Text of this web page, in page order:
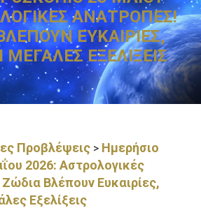
ΑΝΑΤΡΟΠΕΣ!
ΕΥΚΑΙΡΙΕΣ,
ΕΞΕΛΙΞΕΙΣ
Προβλέψεις > Ημερήσιο
2026: Αστρολογικές
Βλέπουν Ευκαιρίες,
Εξελίξεις